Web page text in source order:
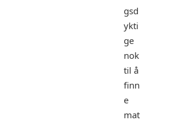
gsd
ykti
ge
nok
til å
finn
e
mat